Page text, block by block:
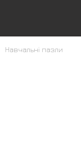
Навчальні пазли